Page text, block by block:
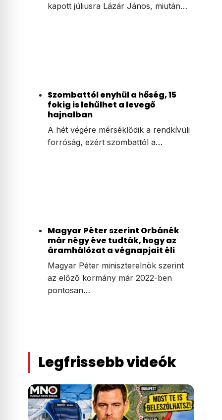
kapott júliusra Lázár János, miután…
Szombattól enyhül a hőség, 15
fokig is lehűlhet a levegő
hajnalban
A hét végére mérséklődik a rendkívüli
forróság, ezért szombattól a…
Magyar Péter szerint Orbánék
már négy éve tudták, hogy az
áramhálózat a végnapjait éli
Magyar Péter miniszterelnök szerint
az előző kormány már 2022-ben
pontosan…
Legfrissebb videók